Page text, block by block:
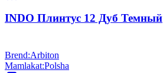
INDO Плинтус 12 Дуб Темный
Brend:Arbiton
Mamlakat:Polsha